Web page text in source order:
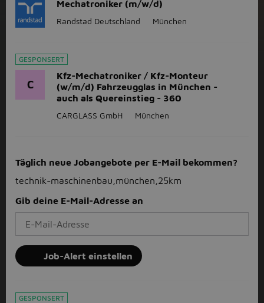
Mechatroniker (m/w/d)
Randstad Deutschland München
GESPONSERT
C
Kfz-Mechatroniker / Kfz-Monteur
(w/m/d) Fahrzeugglas in München -
auch als Quereinstieg - 360
CARGLASS GmbH München
Täglich neue Jobangebote per E-Mail bekommen?
technik-maschinenbau,münchen,25km
Gib deine E-Mail-Adresse an
Job-Alert einstellen
GESPONSERT